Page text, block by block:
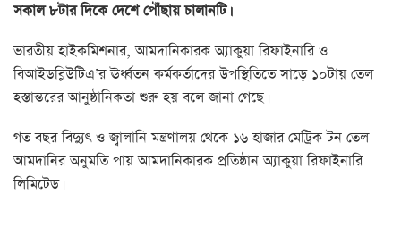
সকাল ৮টার দিকে দেশে পৌঁছায় চালানটি।
ভারতীয় হাইকমিশনার, আমদানিকারক অ্যাকুয়া রিফাইনারি ও
বিআইডব্লিউটিএ’র ঊর্ধ্বতন কর্মকর্তাদের উপস্থিতিতে সাড়ে ১০টায় তেল
হস্তান্তরের আনুষ্ঠানিকতা শুরু হয় বলে জানা গেছে।
গত বছর বিদ্যুৎ ও জ্বালানি মন্ত্রণালয় থেকে ১৬ হাজার মেট্রিক টন তেল
আমদানির অনুমতি পায় আমদানিকারক প্রতিষ্ঠান অ্যাকুয়া রিফাইনারি
লিমিটেড।